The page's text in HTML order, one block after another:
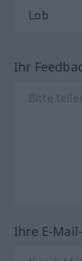
Ihr
Ihre E-